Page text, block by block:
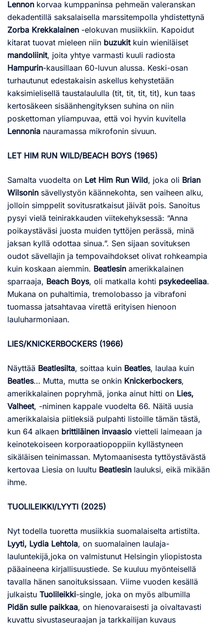
Lennon korvaa kumppaninsa pehmeän valeranskan
dekadentillä saksalaisella marssitempolla yhdistettynä
Zorba Krekkalainen -elokuvan musiikkiin. Kapoidut
kitarat tuovat mieleen niin buzukitkuin wieniläiset
mandoliinit, joita yhtye varmasti kuuli radiosta
Hampurin-kausillaan 60-luvun alussa. Keski-osan
turhautunut edestakaisin askellus kehystetään
kaksimielisellä taustalaululla (tit, tit, tit, tit), kun taas
kertosäkeen sisäänhengityksen suhina on niin
poskettoman yliampuvaa, että voi hyvin kuvitella
Lennonia nauramassa mikrofonin sivuun.
LET HIM RUN WILD/BEACH BOYS (1965)
Samalta vuodelta on Let Him Run Wild, joka oli Brian
Wilsonin sävellystyön käännekohta, sen vaiheen alku,
jolloin simppelit sovitusratkaisut jäivät pois. Sanoitus
pysyi vielä teinirakkauden viitekehyksessä: “Anna
poikaystäväsi juosta muiden tyttöjen perässä, minä
jaksan kyllä odottaa sinua.”. Sen sijaan sovituksen
oudot sävellajin ja tempovaihdokset olivat rohkeampia
kuin koskaan aiemmin. Beatlesin amerikkalainen
sparraaja, Beach Boys, oli matkalla kohti psykedeeliaa.
Mukana on puhaltimia, tremolobasso ja vibrafoni
tuomassa jatsahtavaa virettä erityisen hienoon
lauluharmoniaan.
LIES/KNICKERBOCKERS (1966)
Näyttää Beatlesilta, soittaa kuin Beatles, laulaa kuin
Beatles… Mutta, mutta se onkin Knickerbockers,
amerikkalainen popryhmä, jonka ainut hitti on Lies,
Valheet, -niminen kappale vuodelta 66. Näitä uusia
amerikkalaisia piitleksiä pulpahti listoille tämän tästä,
kun 64 alkaen brittiläinen invaasio vietteli laimeaan ja
keinotekoiseen korporaatiopoppiin kyllästyneen
sikäläisen teinimassan. Mytomaanisesta tyttöystävästä
kertovaa Liesia on luultu Beatlesin lauluksi, eikä mikään
ihme.
TUOLILEIKKI/LYYTI (2025)
Nyt todella tuoretta musiikkia suomalaiselta artistilta.
Lyyti, Lydia Lehtola, on suomalainen laulaja-
lauluntekijä,joka on valmistunut Helsingin yliopistosta
pääaineena kirjallisuustiede. Se kuuluu myönteisellä
tavalla hänen sanoituksissaan. Viime vuoden kesällä
julkaistu Tuolileikki-single, joka on myös albumilla
Pidän sulle paikkaa, on hienovaraisesti ja oivaltavasti
kuvattu sivustaseuraajan ja tarkkailijan kuvaus